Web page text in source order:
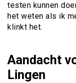
testen kunnen
het weten als ik
klinkt het.
Aandacht
Lingen